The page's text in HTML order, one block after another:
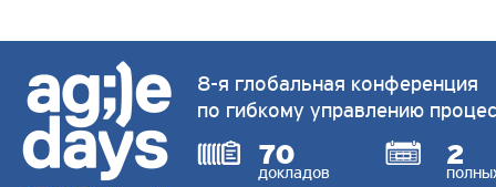
8-я глобальная конференция
по гибкому управлению
70
докладов 2